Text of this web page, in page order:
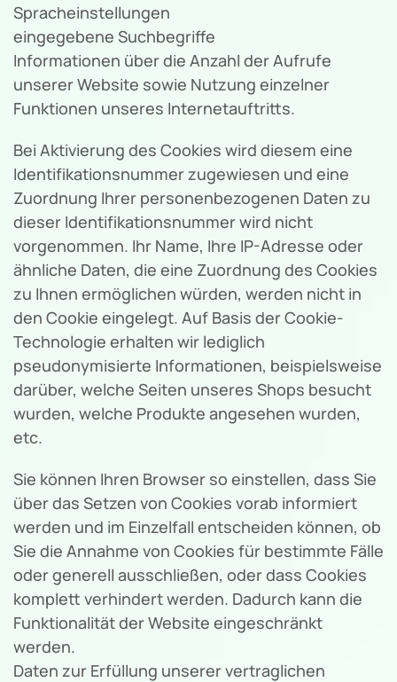
Spracheinstellungen
eingegebene Suchbegriffe
Informationen über die Anzahl der Aufrufe
unserer Website sowie Nutzung einzelner
Funktionen unseres Internetauftritts.
Bei Aktivierung des Cookies wird diesem eine
Identifikationsnummer zugewiesen und eine
Zuordnung Ihrer personenbezogenen Daten zu
dieser Identifikationsnummer wird nicht
vorgenommen. Ihr Name, Ihre IP-Adresse oder
ähnliche Daten, die eine Zuordnung des Cookies
zu Ihnen ermöglichen würden, werden nicht in
den Cookie eingelegt. Auf Basis der Cookie-
Technologie erhalten wir lediglich
pseudonymisierte Informationen, beispielsweise
darüber, welche Seiten unseres Shops besucht
wurden, welche Produkte angesehen wurden,
etc.
Sie können Ihren Browser so einstellen, dass Sie
über das Setzen von Cookies vorab informiert
werden und im Einzelfall entscheiden können, ob
Sie die Annahme von Cookies für bestimmte Fälle
oder generell ausschließen, oder dass Cookies
komplett verhindert werden. Dadurch kann die
Funktionalität der Website eingeschränkt
werden.
Daten zur Erfüllung unserer vertraglichen